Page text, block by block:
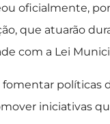
oficialmente,
que atuarão
com a Lei
políticas
iniciativas